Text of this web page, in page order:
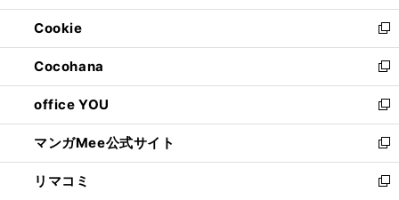
開
く
ウ
で
開
く
ン
ド
ウ
で
開
く
ウ
ィ
ン
ド
ウ
で
開
く
Cookie
新
し
い
ウ
ィ
ン
ド
ウ
で
Cocohana
新
し
い
ウ
ィ
ン
ド
office YOU
新
し
い
ウ
ィ
マンガMee公式サイト
新
し
い
リマコミ
新